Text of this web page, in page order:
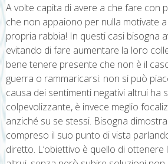
A volte capita di avere a che fare con
che non appaiono per nulla motivate
propria rabbia! In questi casi bisogna
evitando di fare aumentare la loro
bene tenere presente che non è il
guerra o rammaricarsi: non si può
causa dei sentimenti negativi altrui ha
colpevolizzante, è invece meglio
anziché su se stessi. Bisogna
compreso il suo punto di vista
diretto. L’obiettivo è quello di